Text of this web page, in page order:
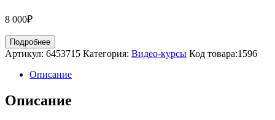
8 000₽
Подробнее
Артикул: 6453715 Категория: Видео-курсы Код товара:1596
Описание
Описание